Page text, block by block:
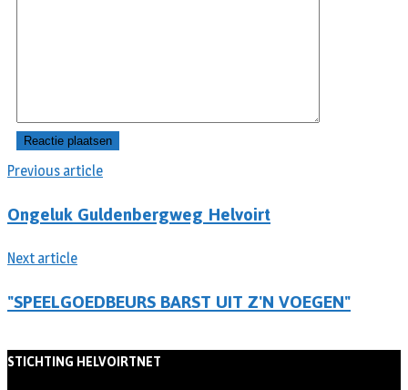
Previous article
Ongeluk Guldenbergweg Helvoirt
Next article
"SPEELGOEDBEURS BARST UIT Z'N VOEGEN"
STICHTING HELVOIRTNET